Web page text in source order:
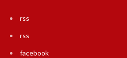
rss
rss
facebook